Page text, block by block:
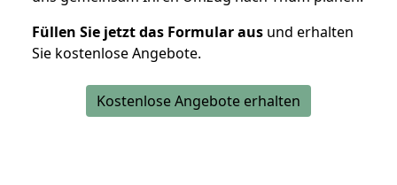
Füllen Sie jetzt das Formular aus und erhalten
Sie kostenlose Angebote.
Kostenlose Angebote erhalten